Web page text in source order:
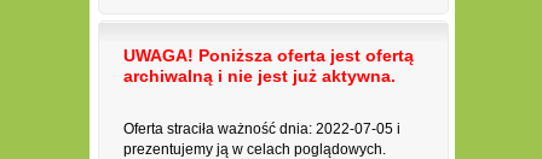
UWAGA! Poniższa oferta jest ofertą
archiwalną i nie jest już aktywna.
Oferta straciła ważność dnia: 2022-07-05 i
prezentujemy ją w celach poglądowych.